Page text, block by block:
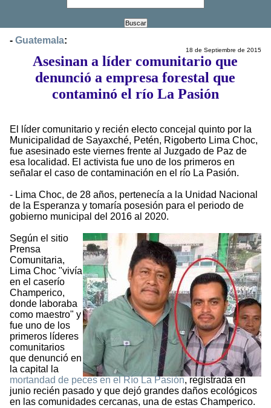
- Guatemala:
18 de Septiembre de 2015
Asesinan a líder comunitario que
denunció a empresa forestal que
contaminó el río La Pasión
El líder comunitario y recién electo concejal quinto por la
Municipalidad de Sayaxché, Petén, Rigoberto Lima Choc,
fue asesinado este viernes frente al Juzgado de Paz de
esa localidad. El activista fue uno de los primeros en
señalar el caso de contaminación en el río La Pasión.
- Lima Choc, de 28 años, pertenecía a la Unidad Nacional
de la Esperanza y tomaría posesión para el periodo de
gobierno municipal del 2016 al 2020.
Según el sitio
Prensa
Comunitaria,
Lima Choc "vivía
en el caserío
Champerico,
donde laboraba
como maestro" y
fue uno de los
primeros líderes
comunitarios
que denunció en
la capital la
mortandad de peces en el Río La Pasión, registrada en
junio recién pasado y que dejó grandes daños ecológicos
en las comunidades cercanas, una de estas Champerico.